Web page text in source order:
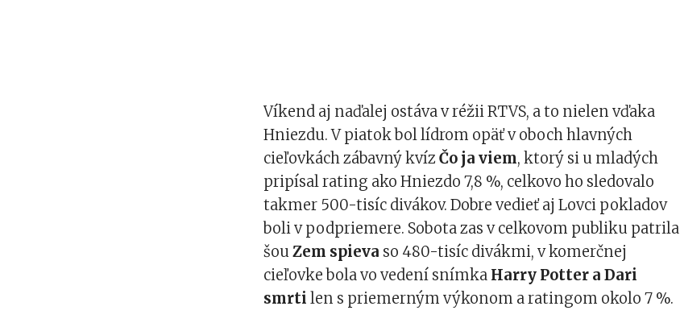
Víkend aj naďalej ostáva v réžii RTVS, a to nielen vďaka
Hniezdu. V piatok bol lídrom opäť v oboch hlavných
cieľovkách zábavný kvízČo ja viem, ktorý si u mladých
pripísal rating ako Hniezdo 7,8 %, celkovo ho sledovalo
takmer 500-tisíc divákov. Dobre vedieť aj Lovci pokladov
boli v podpriemere. Sobota zas v celkovom publiku patrila
šou Zem spieva so 480-tisíc divákmi, v komerčnej
cieľovke bola vo vedení snímka Harry Potter a Dari
smrti len s priemerným výkonom a ratingom okolo 7 %.